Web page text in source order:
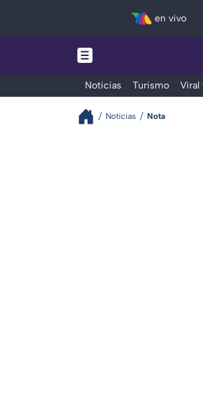
en vivo
Noticias Turismo Viral
Noticias Nota